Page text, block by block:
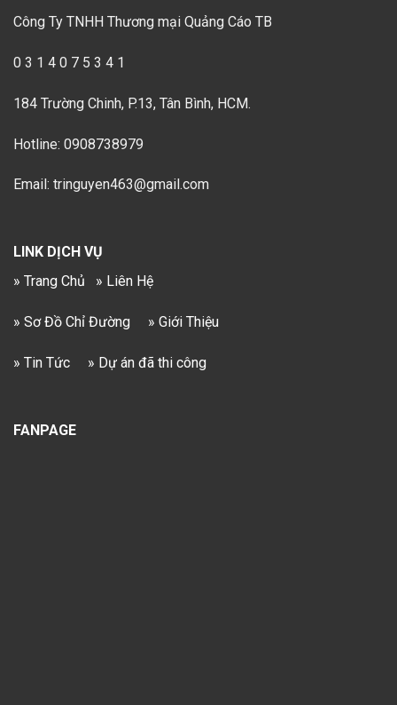
Công Ty TNHH Thương mại Quảng Cáo TB
0 3 1 4 0 7 5 3 4 1
184 Trường Chinh, P.13, Tân Bình, HCM.
Hotline: 0908738979
Email: tringuyen463@gmail.com
LINK DỊCH VỤ
» Trang Chủ
» Liên Hệ
» Sơ Đồ Chỉ Đường » Giới Thiệu
» Tin Tức » Dự án đã thi công
FANPAGE